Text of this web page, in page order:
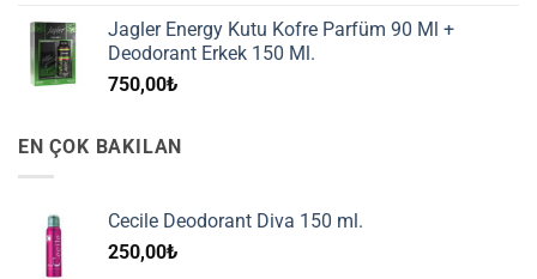
Jagler Energy Kutu Kofre Parfüm 90 Ml +
Deodorant Erkek 150 Ml.
750,00₺
EN ÇOK BAKILAN
Cecile Deodorant Diva 150 ml.
250,00₺